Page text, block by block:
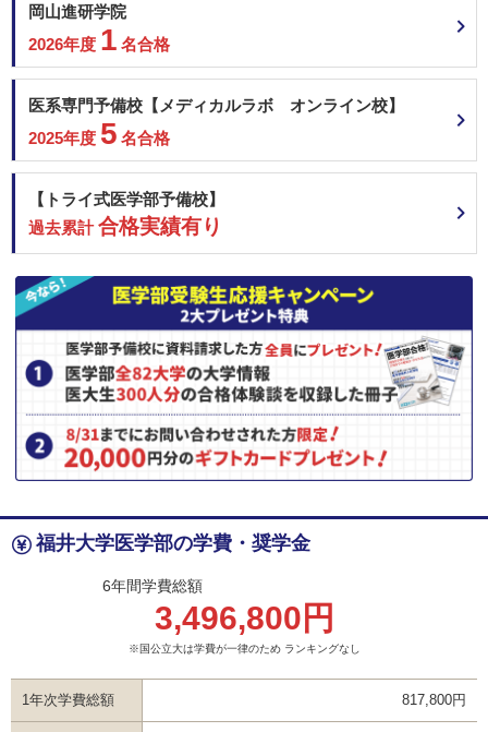
岡山進研学院
2026年度 1 名合格
医系専門予備校【メディカルラボ オンライン校】
2025年度 5 名合格
【トライ式医学部予備校】
過去累計合格実績有り
福井大学医学部の学費・奨学金
6年間学費総額
3,496,800円
※国公立大は学費が一律のため ランキングなし
1年次学費総額 817,800円